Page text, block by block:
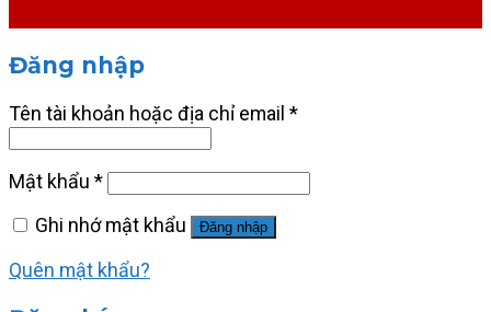
Đăng nhập
Tên tài khoản hoặc địa chỉ email *
Mật khẩu *
Ghi nhớ mật khẩu
Đăng nhập
Quên mật khẩu?